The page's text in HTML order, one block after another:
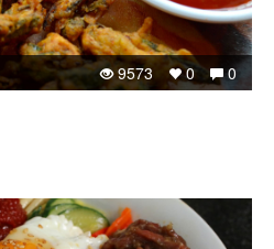
0
0
9573